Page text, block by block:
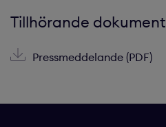
Tillhörande dokument
Pressmeddelande (PDF)